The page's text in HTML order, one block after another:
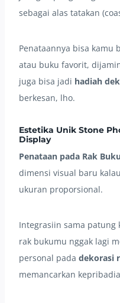
sebagai alas tatakan
Penataannya bisa kamu
atau buku favorit,
juga bisa jadi hadiah
berkesan, lho.
Estetika Unik Stone
Display
Penataan pada Rak
dimensi visual baru
ukuran proporsional.
Integrasiin sama patung
rak bukumu nggak lagi
personal pada dekorasi
memancarkan